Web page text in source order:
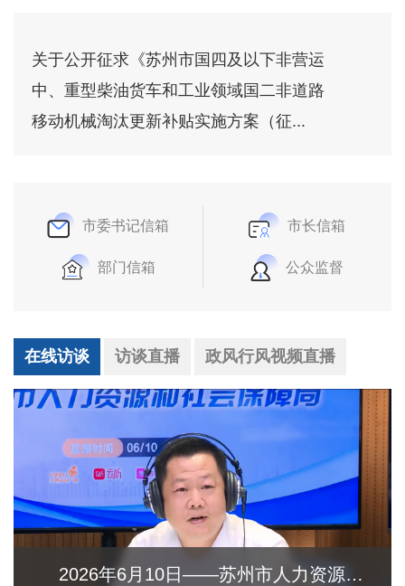
关于公开征求《苏州市国四及以下非营运
中、重型柴油货车和工业领域国二非道路
移动机械淘汰更新补贴实施方案（征...
市委书记信箱 市长信箱
部门信箱 公众监督
在线访谈 访谈直播 政风行风视频直播
2026年6月10日——苏州市人力资源和社会保障局